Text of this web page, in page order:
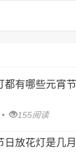
都有哪些元宵
• 155阅读
日放花灯是几